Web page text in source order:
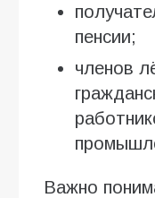
пенсии;
членов
Важно